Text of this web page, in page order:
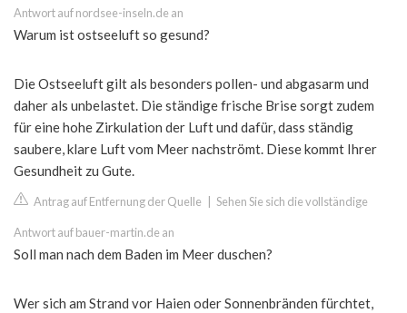
Antwort auf nordsee-inseln.de an
Warum ist ostseeluft so gesund?
Die Ostseeluft gilt als besonders pollen- und abgasarm und
daher als unbelastet. Die ständige frische Brise sorgt zudem
für eine hohe Zirkulation der Luft und dafür, dass ständig
saubere, klare Luft vom Meer nachströmt. Diese kommt Ihrer
Gesundheit zu Gute.
Antrag auf Entfernung der Quelle Sehen Sie sich die vollständige
Antwort auf bauer-martin.de an
Soll man nach dem Baden im Meer duschen?
Wer sich am Strand vor Haien oder Sonnenbränden fürchtet,